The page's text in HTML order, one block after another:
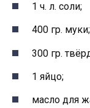
1 ч. л. соли;
400 гр. муки;
300 гр.
1 яйцо;
масло для